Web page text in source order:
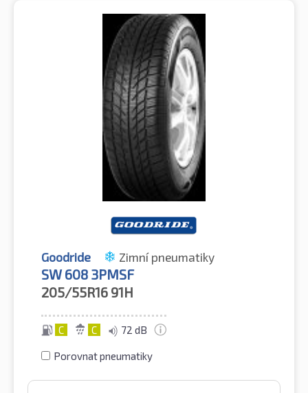
Goodride Zimní pneumatiky
SW 608 3PMSF
205/55R16 91H
C C 72 dB
Porovnat pneumatiky